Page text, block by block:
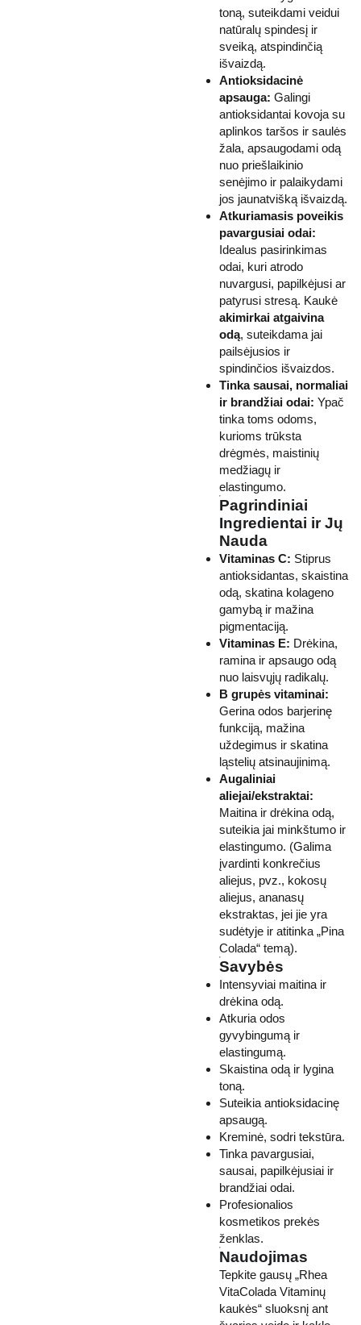
toną, suteikdami veidui
natūralų spindesį ir
sveiką, atspindinčią
išvaizdą.
Antioksidacinė
apsauga: Galingi
antioksidantai kovoja su
aplinkos taršos ir saulės
žala, apsaugodami odą
nuo priešlaikinio
senėjimo ir palaikydami
jos jaunatvišką išvaizdą.
Atkuriamasis poveikis
pavargusiai odai:
Idealus pasirinkimas
odai, kuri atrodo
nuvargusi, papilkėjusi ar
patyrusi stresą. Kaukė
akimirkai atgaivina
odą, suteikdama jai
pailsėjusios ir
spindinčios išvaizdos.
Tinka sausai, normaliai
ir brandžiai odai: Ypač
tinka toms odoms,
kurioms trūksta
drėgmės, maistinių
medžiagų ir
elastingumo.
Pagrindiniai
Ingredientai ir Jų
Nauda
Vitaminas C: Stiprus
antioksidantas, skaistina
odą, skatina kolageno
gamybą ir mažina
pigmentaciją.
Vitaminas E: Drėkina,
ramina ir apsaugo odą
nuo laisvųjų radikalų.
B grupės vitaminai:
Gerina odos barjerinę
funkciją, mažina
uždegimus ir skatina
ląstelių atsinaujinimą.
Augaliniai
aliejai/ekstraktai:
Maitina ir drėkina odą,
suteikia jai minkštumo ir
elastingumo. (Galima
įvardinti konkrečius
aliejus, pvz., kokosų
aliejus, ananasų
ekstraktas, jei jie yra
sudėtyje ir atitinka „Pina
Colada“ temą).
Savybės
Intensyviai maitina ir
drėkina odą.
Atkuria odos
gyvybingumą ir
elastingumą.
Skaistina odą ir lygina
toną.
Suteikia antioksidacinę
apsaugą.
Kreminė, sodri tekstūra.
Tinka pavargusiai,
sausai, papilkėjusiai ir
brandžiai odai.
Profesionalios
kosmetikos prekės
ženklas.
Naudojimas
Tepkite gausų „Rhea
VitaColada Vitaminų
kaukės“ sluoksnį ant